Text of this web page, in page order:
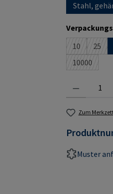
Stahl,
10
(Diese
25
10000
(Diese
Zum
Muster